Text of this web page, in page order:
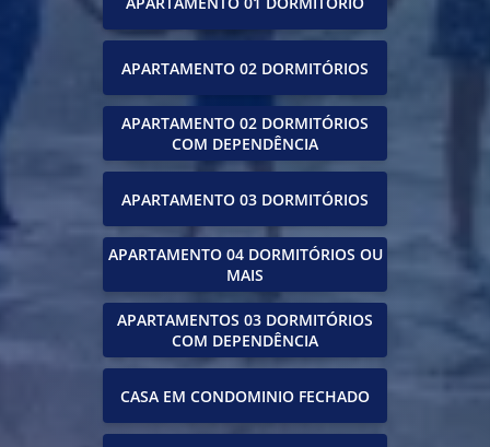
APARTAMENTO 02 DORMITÓRIOS
APARTAMENTO 02 DORMITÓRIOS
COM DEPENDÊNCIA
APARTAMENTO 03 DORMITÓRIOS
APARTAMENTO 04 DORMITÓRIOS OU
MAIS
APARTAMENTOS 03 DORMITÓRIOS
COM DEPENDÊNCIA
CASA EM CONDOMINIO FECHADO